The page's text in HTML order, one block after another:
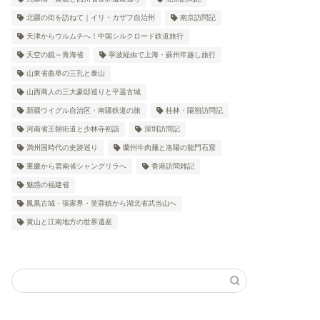
北疆の街を訪ねて｜イリ・カザフ自治州 南京訪問記
天津からウルムチへ！中国シルクロード鉄道旅行
天空の鏡～青海省 寧波経由で上海・蘇州年越し旅行
山東省曲阜の三孔と泰山
山西商人の三大豪邸巡りと平遥古城
新疆ウイグル自治区・南疆鉄道の旅 桂林・陽朔訪問記
河南省王朝街道と少林寺初詣 深圳訪問記
満州国時代の史跡巡り 蘭州牛肉麺と洛陽の龍門石窟
重慶から雲南省シャングリラへ 香港訪問雑記
魅惑の福建省
鳳凰古城・張家界・芙蓉鎮から湖北省武当山へ
黄山と江南地方の世界遺産